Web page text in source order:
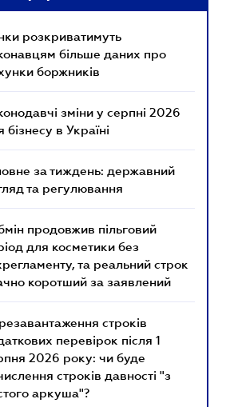
розкриватимуть
більше даних про
боржників
зміни у серпні 2026
бізнесу в Україні
за тиждень: державний
та регулювання
продовжив пільговий
для косметики без
та реальний строк
коротший за заявлений
строків
перевірок після 1
2026 року: чи буде
строків давності "з
аркуша"?